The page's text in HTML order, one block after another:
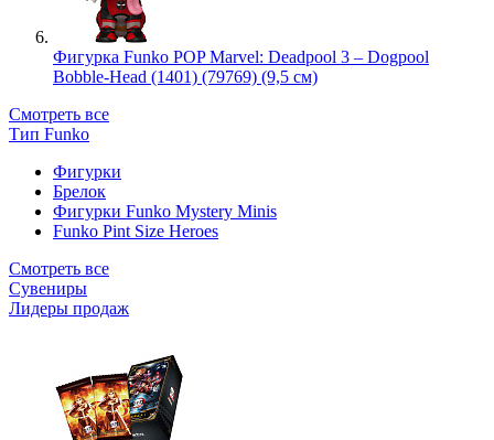
Фигурка Funko POP Marvel: Deadpool 3 – Dogpool
Bobble-Head (1401) (79769) (9,5 см)
Смотреть все
Тип Funko
Фигурки
Брелок
Фигурки Funko Mystery Minis
Funko Pint Size Heroes
Смотреть все
Сувениры
Лидеры продаж